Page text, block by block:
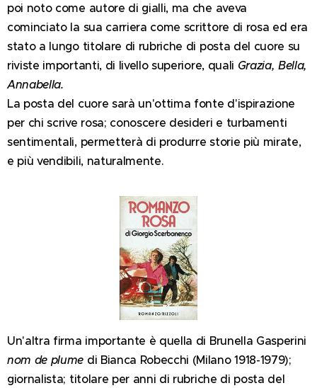
poi noto come autore di gialli, ma che aveva
cominciato la sua carriera come scrittore di rosa ed era
stato a lungo titolare di rubriche di posta del cuore su
riviste importanti, di livello superiore, quali Grazia, Bella,
Annabella.
La posta del cuore sarà un'ottima fonte d'ispirazione
per chi scrive rosa; conoscere desideri e turbamenti
sentimentali, permetterà di produrre storie più mirate,
e più vendibili, naturalmente.
Un'altra firma importante è quella di Brunella Gasperini
nom de plume di Bianca Robecchi (Milano 1918-1979);
giornalista; titolare per anni di rubriche di posta del